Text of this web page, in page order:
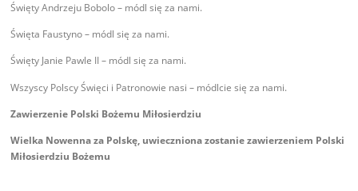
Święty Andrzeju Bobolo – módl się za nami.
Święta Faustyno – módl się za nami.
Święty Janie Pawle II – módl się za nami.
Wszyscy Polscy Święci i Patronowie nasi – módlcie się za nami.
Zawierzenie Polski Bożemu Miłosierdziu
Wielka Nowenna za Polskę, uwieczniona zostanie zawierzeniem Polski
Miłosierdziu Bożemu